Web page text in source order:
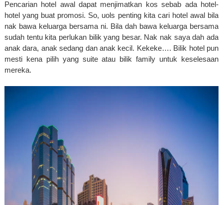
Pencarian hotel awal dapat menjimatkan kos sebab ada hotel-
hotel yang buat promosi. So, uols penting kita cari hotel awal bila
nak bawa keluarga bersama ni. Bila dah bawa keluarga bersama
sudah tentu kita perlukan bilik yang besar. Nak nak saya dah ada
anak dara, anak sedang dan anak kecil. Kekeke…. Bilik hotel pun
mesti kena pilih yang suite atau bilik family untuk keselesaan
mereka.